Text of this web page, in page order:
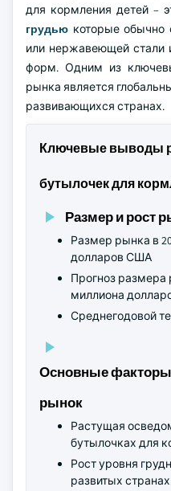
для кормления детей –
грудью которые обычно
или нержавеющей стали
форм. Одним из
рынка является
развивающихся странах.
Ключевые выводы
бутылочек для
Размер и рост
Размер рынка в
долларов США
Прогноз размера
миллиона
Среднегодовой
Основные
рынок
Растущая
бутылочках для
Рост уровня
развитых